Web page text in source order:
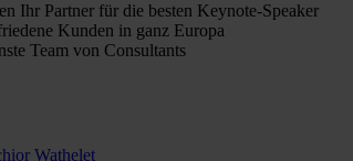
Ihr Partner für die besten Keynote-Speaker
Kunden in ganz Europa
Team von Consultants
Wathelet